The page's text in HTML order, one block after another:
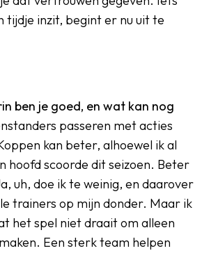
tijdje inzit, begint er nu uit te
ben je goed, en wat kan nog
passeren met acties
kan beter, alhoewel ik al
hoofd scoorde dit seizoen. Beter
uh, doe ik te weinig, en daarover
trainers op mijn donder. Maar ik
het spel niet draait om alleen
Een sterk team helpen